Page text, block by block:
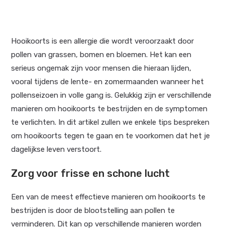
Hooikoorts is een allergie die wordt veroorzaakt door
pollen van grassen, bomen en bloemen. Het kan een
serieus ongemak zijn voor mensen die hieraan lijden,
vooral tijdens de lente- en zomermaanden wanneer het
pollenseizoen in volle gang is. Gelukkig zijn er verschillende
manieren om hooikoorts te bestrijden en de symptomen
te verlichten. In dit artikel zullen we enkele tips bespreken
om hooikoorts tegen te gaan en te voorkomen dat het je
dagelijkse leven verstoort.
Zorg voor frisse en schone lucht
Een van de meest effectieve manieren om hooikoorts te
bestrijden is door de blootstelling aan pollen te
verminderen. Dit kan op verschillende manieren worden